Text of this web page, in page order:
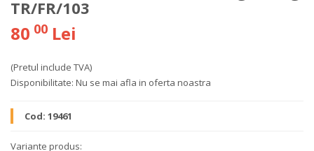
TR/FR/103
80 00 Lei
(Pretul include TVA)
Disponibilitate: Nu se mai afla in oferta noastra
Cod: 19461
Variante produs: